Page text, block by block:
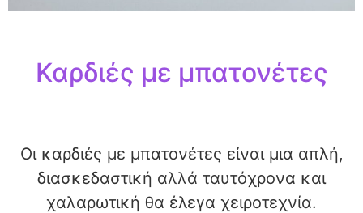
Καρδιές με μπατονέτες
Οι καρδιές με μπατονέτες είναι μια απλή,
διασκεδαστική αλλά ταυτόχρονα και
χαλαρωτική θα έλεγα χειροτεχνία.